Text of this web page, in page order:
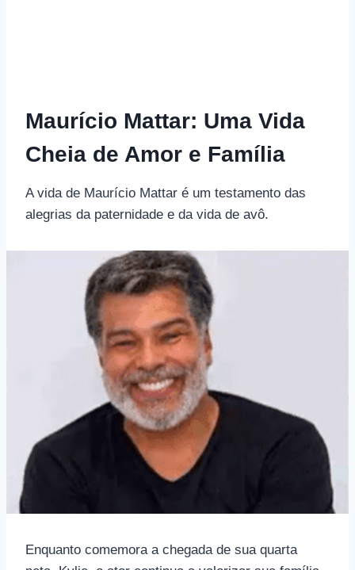
Maurício Mattar: Uma Vida
Cheia de Amor e Família
A vida de Maurício Mattar é um testamento das
alegrias da paternidade e da vida de avô.
Enquanto comemora a chegada de sua quarta